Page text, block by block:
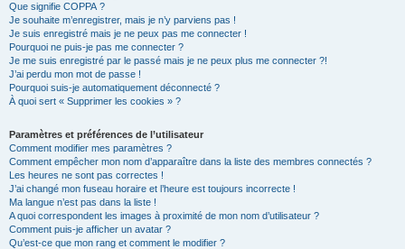
Que signifie COPPA ?
Je souhaite m’enregistrer, mais je n’y parviens pas !
Je suis enregistré mais je ne peux pas me connecter !
Pourquoi ne puis-je pas me connecter ?
Je me suis enregistré par le passé mais je ne peux plus me connecter ?!
J’ai perdu mon mot de passe !
Pourquoi suis-je automatiquement déconnecté ?
À quoi sert « Supprimer les cookies » ?
Paramètres et préférences de l’utilisateur
Comment modifier mes paramètres ?
Comment empêcher mon nom d’apparaître dans la liste des membres connectés ?
Les heures ne sont pas correctes !
J’ai changé mon fuseau horaire et l’heure est toujours incorrecte !
Ma langue n’est pas dans la liste !
A quoi correspondent les images à proximité de mon nom d’utilisateur ?
Comment puis-je afficher un avatar ?
Qu’est-ce que mon rang et comment le modifier ?